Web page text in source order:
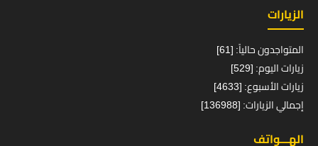
الزيارات
المتواجدون حالياً: [61]
زيارات اليوم: [529]
زيارات الأسبوع: [4633]
إجمالي الزيارات: [136988]
الهـــواتف